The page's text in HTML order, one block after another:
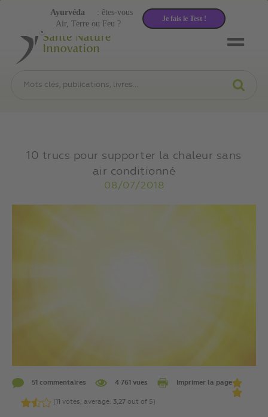
10 trucs pour supporter la chaleur sans
air conditionné
08/07/2018
51 commentaires 4 761 vues Imprimer la page
(11 votes, average: 3,27 out of 5)
Air, Terre ou Feu ?
Ayurvéda : êtes-vous
Je fais le Test !